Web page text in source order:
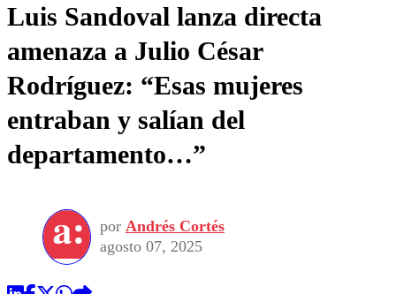
Luis Sandoval lanza directa
amenaza a Julio César
Rodríguez: “Esas mujeres
entraban y salían del
departamento…”
por Andrés Cortés
agosto 07, 2025